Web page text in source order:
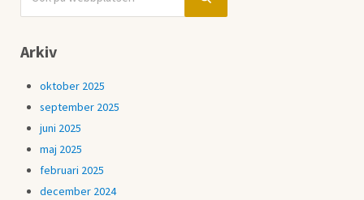
Arkiv
oktober 2025
september 2025
juni 2025
maj 2025
februari 2025
december 2024